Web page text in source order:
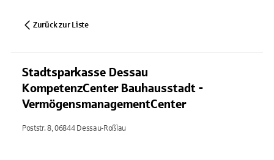
Zurück zur Liste
Stadtsparkasse Dessau
KompetenzCenter Bauhausstadt -
VermögensmanagementCenter
Poststr. 8, 06844 Dessau-Roßlau